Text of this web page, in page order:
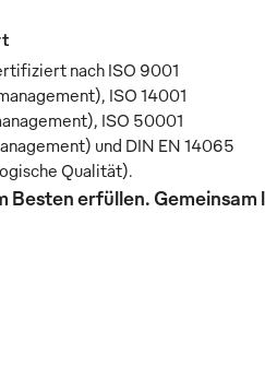
nach ISO 9001
ISO 14001
ISO 50001
und DIN EN 14065
Qualität).
erfüllen. Gemeinsam